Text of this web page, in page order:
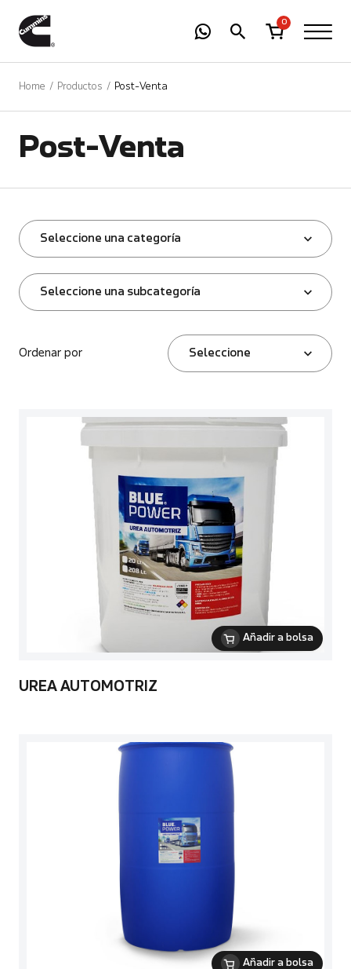
0
Home Productos Post-Venta
Post-Venta
Seleccione una categoría
Seleccione una subcategoría
Ordenar por Seleccione
Añadir a bolsa
UREA AUTOMOTRIZ
Añadir a bolsa